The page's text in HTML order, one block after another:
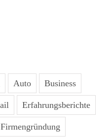
Auto Business
Erfahrungsberichte
Firmengründung